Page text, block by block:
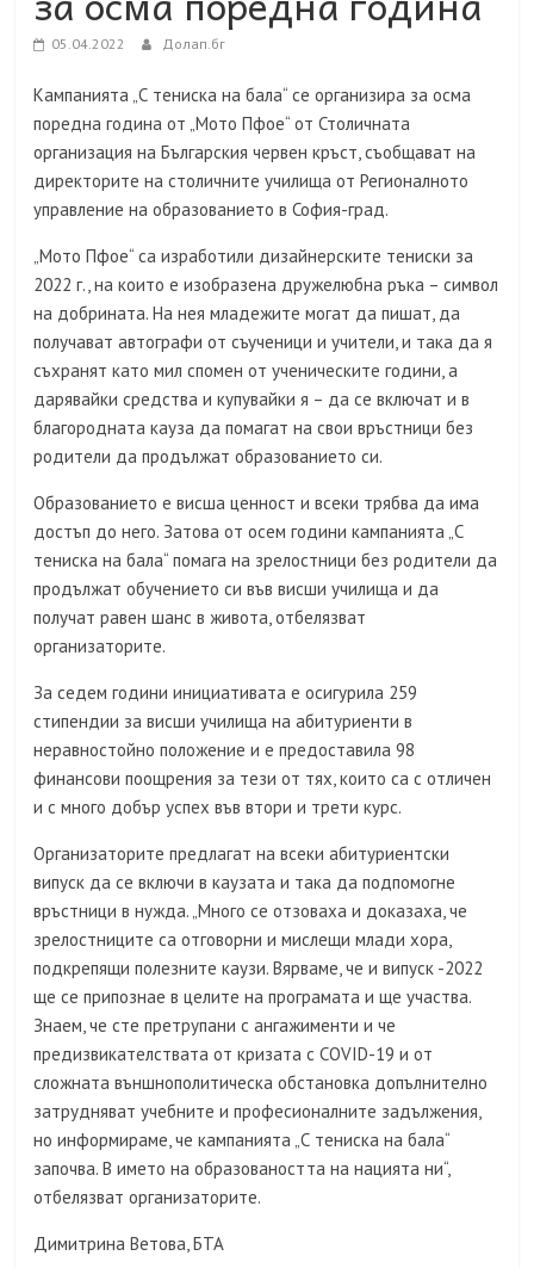
05.04.2022 Долап.бг
Кампанията „С тениска на бала“ се организира за осма
поредна година от „Мото Пфое“ от Столичната
организация на Българския червен кръст, съобщават на
директорите на столичните училища от Регионалното
управление на образованието в София-град.
„Мото Пфое“ са изработили дизайнерските тениски за
2022 г., на които е изобразена дружелюбна ръка – символ
на добрината. На нея младежите могат да пишат, да
получават автографи от съученици и учители, и така да я
съхранят като мил спомен от ученическите години, а
дарявайки средства и купувайки я – да се включат и в
благородната кауза да помагат на свои връстници без
родители да продължат образованието си.
Образованието е висша ценност и всеки трябва да има
достъп до него. Затова от осем години кампанията „С
тениска на бала“ помага на зрелостници без родители да
продължат обучението си във висши училища и да
получат равен шанс в живота, отбелязват
организаторите.
За седем години инициативата е осигурила 259
стипендии за висши училища на абитуриенти в
неравностойно положение и е предоставила 98
финансови поощрения за тези от тях, които са с отличен
и с много добър успех във втори и трети курс.
Организаторите предлагат на всеки абитуриентски
випуск да се включи в каузата и така да подпомогне
връстници в нужда. „Много се отзоваха и доказаха, че
зрелостниците са отговорни и мислещи млади хора,
подкрепящи полезните каузи. Вярваме, че и випуск -2022
ще се припознае в целите на програмата и ще участва.
Знаем, че сте претрупани с ангажименти и че
предизвикателствата от кризата с COVID-19 и от
сложната външнополитическа обстановка допълнително
затрудняват учебните и професионалните задължения,
но информираме, че кампанията „С тениска на бала“
започва. В името на образоваността на нацията ни“,
отбелязват организаторите.
Димитрина Ветова, БТА